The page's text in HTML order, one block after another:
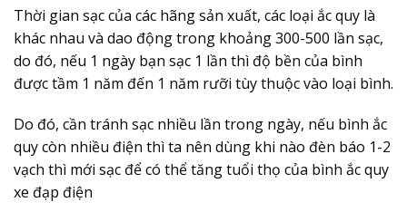
Thời gian sạc của các hãng sản xuất, các loại ắc quy là
khác nhau và dao động trong khoảng 300-500 lần sạc,
do đó, nếu 1 ngày bạn sạc 1 lần thì độ bền của bình
được tầm 1 năm đến 1 năm rưỡi tùy thuộc vào loại bình.
Do đó, cần tránh sạc nhiều lần trong ngày, nếu bình ắc
quy còn nhiều điện thì ta nên dùng khi nào đèn báo 1-2
vạch thì mới sạc để có thể tăng tuổi thọ của bình ắc quy
xe đạp điện